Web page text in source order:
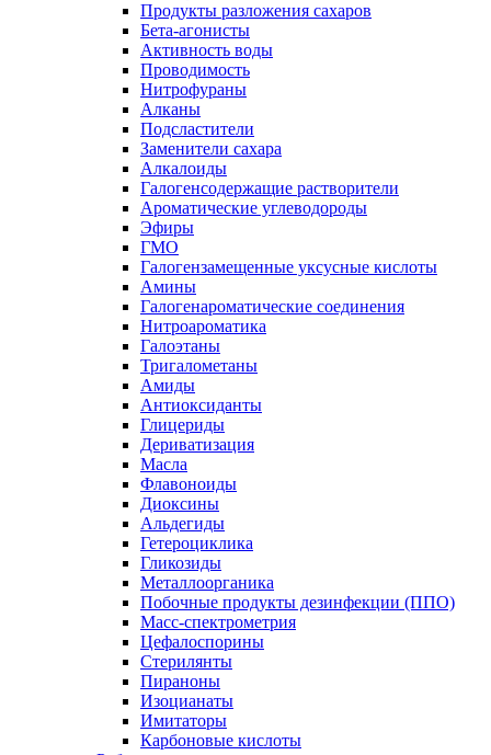
Продукты разложения сахаров
Бета-агонисты
Активность воды
Проводимость
Нитрофураны
Алканы
Подсластители
Заменители сахара
Алкалоиды
Галогенсодержащие растворители
Ароматические углеводороды
Эфиры
ГМО
Галогензамещенные уксусные кислоты
Амины
Галогенароматические соединения
Нитроароматика
Галоэтаны
Тригалометаны
Амиды
Антиоксиданты
Глицериды
Дериватизация
Масла
Флавоноиды
Диоксины
Альдегиды
Гетероциклика
Гликозиды
Металлоорганика
Побочные продукты дезинфекции (ППО)
Масс-спектрометрия
Цефалоспорины
Стерилянты
Пираноны
Изоцианаты
Имитаторы
Карбоновые кислоты